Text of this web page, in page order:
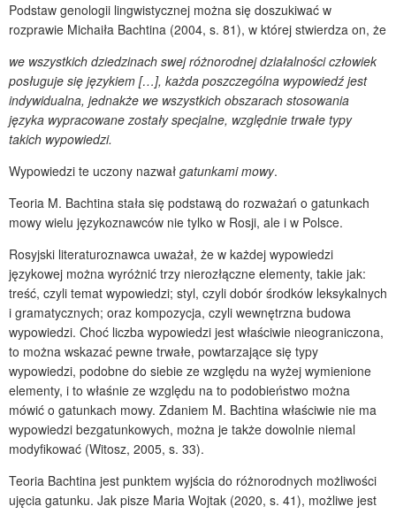
Podstaw genologii lingwistycznej można się doszukiwać w
rozprawie Michaiła Bachtina (2004, s. 81), w której stwierdza on, że
we wszystkich dziedzinach swej różnorodnej działalności człowiek
posługuje się językiem […], każda poszczególna wypowiedź jest
indywidualna, jednakże we wszystkich obszarach stosowania
języka wypracowane zostały specjalne, względnie trwałe typy
takich wypowiedzi.
Wypowiedzi te uczony nazwał gatunkami mowy.
Teoria M. Bachtina stała się podstawą do rozważań o gatunkach
mowy wielu językoznawców nie tylko w Rosji, ale i w Polsce.
Rosyjski literaturoznawca uważał, że w każdej wypowiedzi
językowej można wyróżnić trzy nierozłączne elementy, takie jak:
treść, czyli temat wypowiedzi; styl, czyli dobór środków leksykalnych
i gramatycznych; oraz kompozycja, czyli wewnętrzna budowa
wypowiedzi. Choć liczba wypowiedzi jest właściwie nieograniczona,
to można wskazać pewne trwałe, powtarzające się typy
wypowiedzi, podobne do siebie ze względu na wyżej wymienione
elementy, i to właśnie ze względu na to podobieństwo można
mówić o gatunkach mowy. Zdaniem M. Bachtina właściwie nie ma
wypowiedzi bezgatunkowych, można je także dowolnie niemal
modyfikować (Witosz, 2005, s. 33).
Teoria Bachtina jest punktem wyjścia do różnorodnych możliwości
ujęcia gatunku. Jak pisze Maria Wojtak (2020, s. 41), możliwe jest